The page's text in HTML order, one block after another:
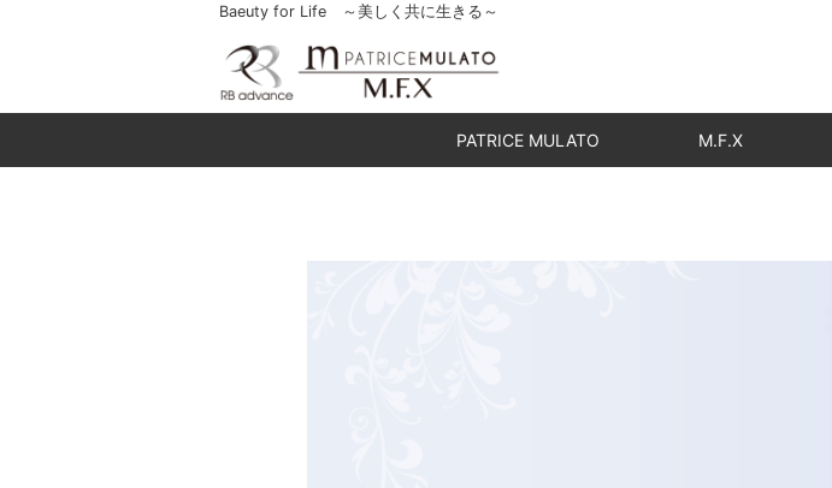
Baeuty for Life ～美しく共に生きる～
PATRICE MULATO M.F.X